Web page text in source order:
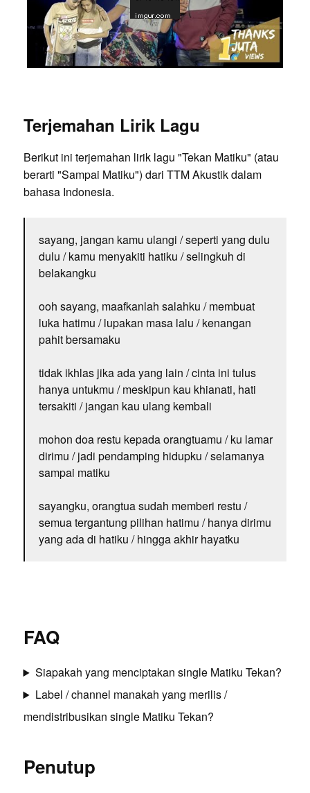
Terjemahan Lirik Lagu
Berikut ini terjemahan lirik lagu "Tekan Matiku" (atau
berarti "Sampai Matiku") dari TTM Akustik dalam
bahasa Indonesia.
sayang, jangan kamu ulangi / seperti yang dulu
dulu / kamu menyakiti hatiku / selingkuh di
belakangku
ooh sayang, maafkanlah salahku / membuat
luka hatimu / lupakan masa lalu / kenangan
pahit bersamaku
tidak ikhlas jika ada yang lain / cinta ini tulus
hanya untukmu / meskipun kau khianati, hati
tersakiti / jangan kau ulang kembali
mohon doa restu kepada orangtuamu / ku lamar
dirimu / jadi pendamping hidupku / selamanya
sampai matiku
sayangku, orangtua sudah memberi restu /
semua tergantung pilihan hatimu / hanya dirimu
yang ada di hatiku / hingga akhir hayatku
FAQ
Siapakah yang menciptakan single Matiku Tekan?
Label / channel manakah yang merilis /
mendistribusikan single Matiku Tekan?
Penutup